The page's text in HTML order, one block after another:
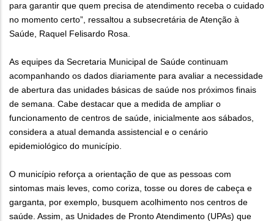
para garantir que quem precisa de atendimento receba o cuidado
no momento certo”, ressaltou a subsecretária de Atenção à
Saúde, Raquel Felisardo Rosa.
As equipes da Secretaria Municipal de Saúde continuam
acompanhando os dados diariamente para avaliar a necessidade
de abertura das unidades básicas de saúde nos próximos finais
de semana. Cabe destacar que a medida de ampliar o
funcionamento de centros de saúde, inicialmente aos sábados,
considera a atual demanda assistencial e o cenário
epidemiológico do município.
O município reforça a orientação de que as pessoas com
sintomas mais leves, como coriza, tosse ou dores de cabeça e
garganta, por exemplo, busquem acolhimento nos centros de
saúde. Assim, as Unidades de Pronto Atendimento (UPAs) que